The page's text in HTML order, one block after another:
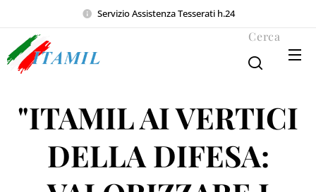
Servizio Assistenza Tesserati h.24
Cerca
"ITAMIL AI VERTICI
DELLA DIFESA: